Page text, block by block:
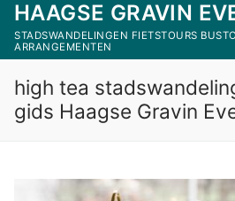
Ga
naar
de
inhoud
HAAGSE GRAVIN
STADSWANDELINGEN FIETSTOURS
ARRANGEMENTEN
Zoeken naar:
high tea
gids Haagse Gravin